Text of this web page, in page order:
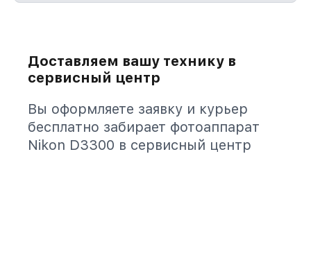
Доставляем вашу технику в
сервисный центр
Вы оформляете заявку и курьер
бесплатно забирает фотоаппарат
Nikon D3300 в сервисный центр